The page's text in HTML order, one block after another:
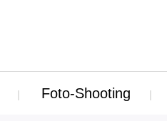
Foto-Shooting